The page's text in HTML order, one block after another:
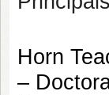
Horn
–